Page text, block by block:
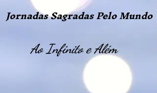
Jornadas Sagradas Pelo Mundo
Ao Infinito e Além